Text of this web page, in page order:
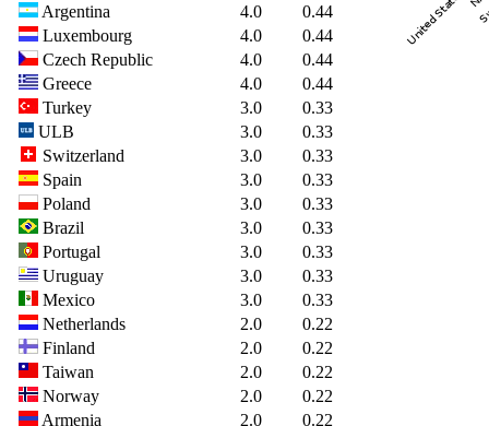
Argentina
4.0
0.44
Luxembourg
4.0
0.44
Czech Republic
4.0
0.44
Greece
4.0
0.44
Turkey
3.0
0.33
ULB
3.0
0.33
Switzerland
3.0
0.33
Spain
3.0
0.33
Poland
3.0
0.33
Brazil
3.0
0.33
Portugal
3.0
0.33
Uruguay
3.0
0.33
Mexico
3.0
0.33
Netherlands
2.0
0.22
Finland
2.0
0.22
Taiwan
2.0
0.22
Norway
2.0
0.22
Armenia
2.0
0.22